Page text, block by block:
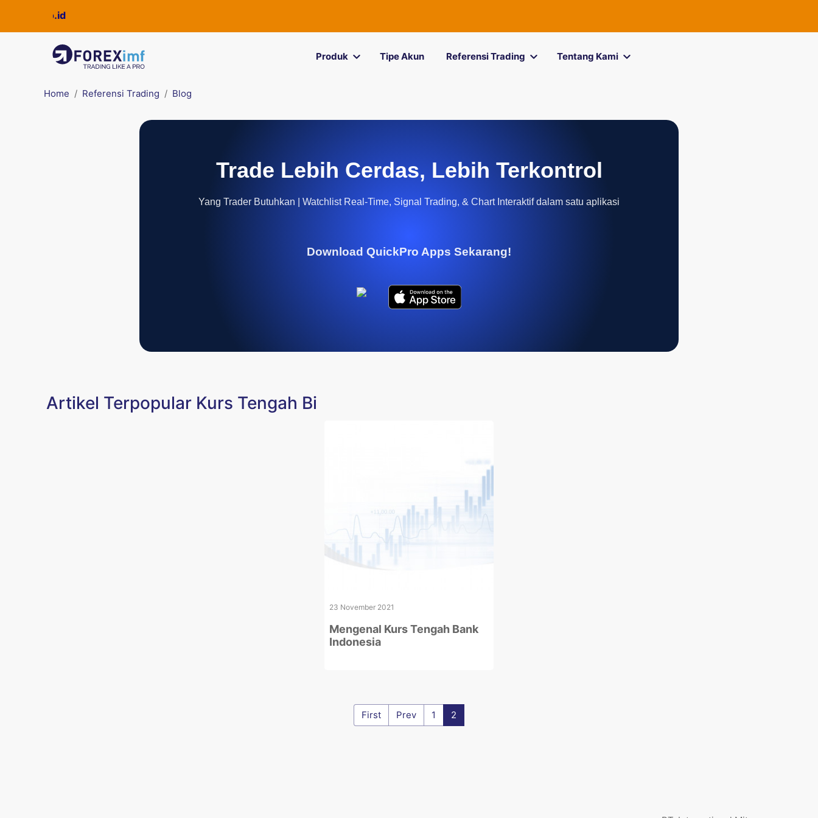
Produk Tipe Akun Referensi Trading Tentang Kami
Home Referensi Trading Blog
Trade Lebih Cerdas, Lebih Terkontrol
Yang Trader Butuhkan | Watchlist Real-Time, Signal Trading, & Chart Interaktif dalam satu aplikasi
Download QuickPro Apps Sekarang!
Artikel Terpopular Kurs Tengah Bi
23 November 2021
Mengenal Kurs Tengah Bank
Indonesia
First Prev 1 2